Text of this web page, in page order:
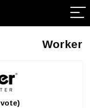
Worker
vote)